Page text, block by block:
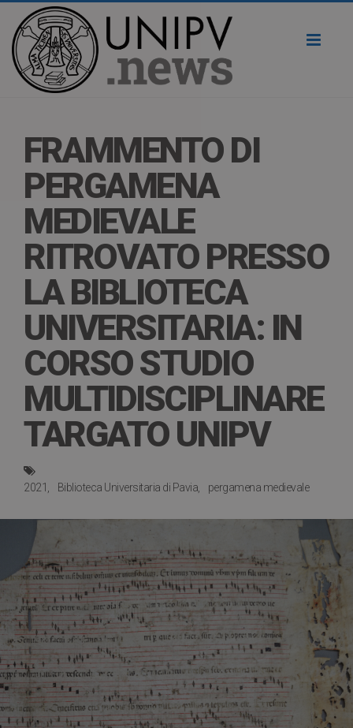
FRAMMENTO DI
PERGAMENA
MEDIEVALE
RITROVATO PRESSO
LA BIBLIOTECA
UNIVERSITARIA: IN
CORSO STUDIO
MULTIDISCIPLINARE
TARGATO UNIPV
2021 Biblioteca Universitaria di Pavia pergamena medievale